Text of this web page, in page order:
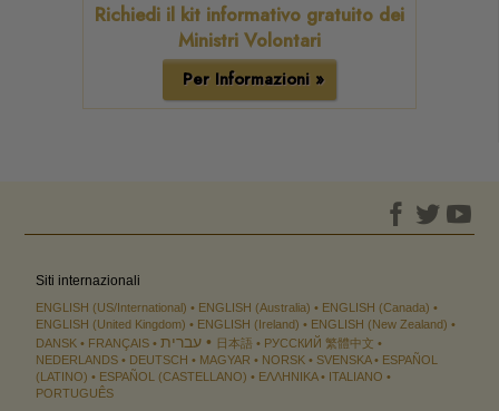
Richiedi il kit informativo gratuito dei
Ministri Volontari
Per Informazioni »
Siti internazionali
ENGLISH (US/International) ENGLISH (Australia)
ENGLISH (Canada)
ENGLISH (United Kingdom)
ENGLISH (Ireland)
ENGLISH (New Zealand)
DANSK
FRANÇAIS עברית 日本語 РУССКИЙ 繁體中文
NEDERLANDS
DEUTSCH MAGYAR NORSK SVENSKA
ESPAÑOL
(LATINO)
ESPAÑOL (CASTELLANO) ΕΛΛΗΝΙΚA
ITALIANO
PORTUGUÊS